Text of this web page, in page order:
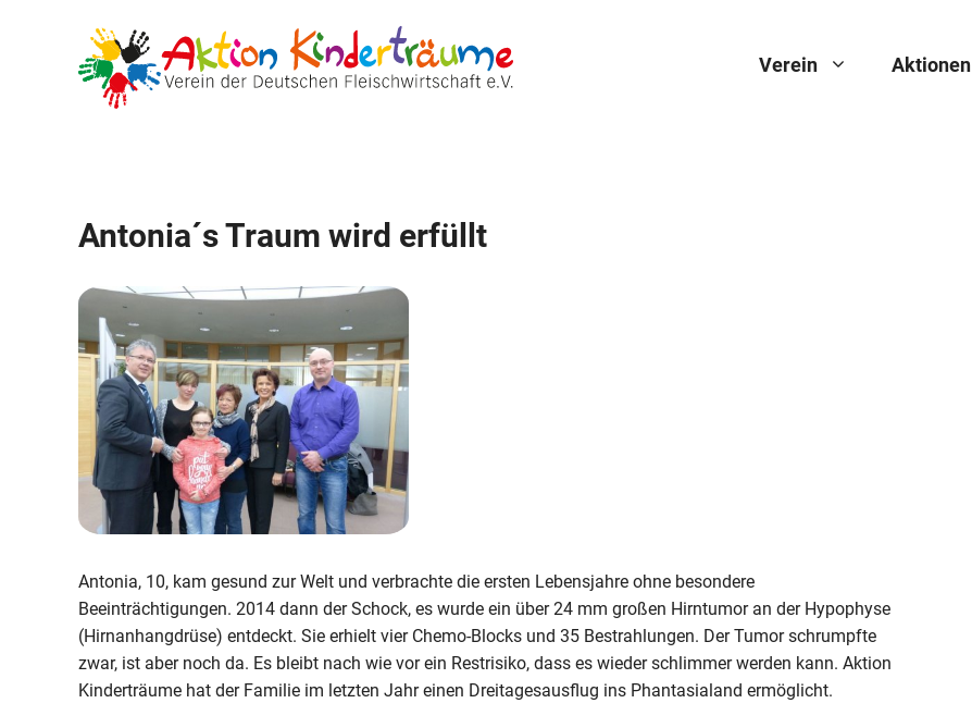
Verein Aktionen
Antonia´s Traum wird erfüllt
Antonia, 10, kam gesund zur Welt und verbrachte die ersten Lebensjahre ohne besondere
Beeinträchtigungen. 2014 dann der Schock, es wurde ein über 24 mm großen Hirntumor an der Hypophyse
(Hirnanhangdrüse) entdeckt. Sie erhielt vier Chemo-Blocks und 35 Bestrahlungen. Der Tumor schrumpfte
zwar, ist aber noch da. Es bleibt nach wie vor ein Restrisiko, dass es wieder schlimmer werden kann. Aktion
Kinderträume hat der Familie im letzten Jahr einen Dreitagesausflug ins Phantasialand ermöglicht.